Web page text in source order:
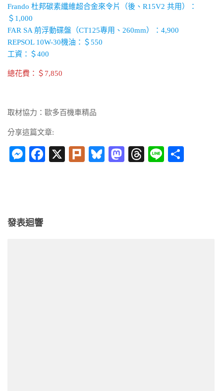
Frando 杜邦碳素纖維超合金來令片（後、R15V2 共用）：
＄1,000
FAR SA 前浮動碟盤（CT125專用、260mm）：4,900
REPSOL 10W-30機油：＄550
工資：＄400
總花費：＄7,850
取材協力：歐多百機車精品
分享這篇文章:
Messenger
Facebook
X PlurkBluesky
Mastodon
Threads
Line
發表迴響